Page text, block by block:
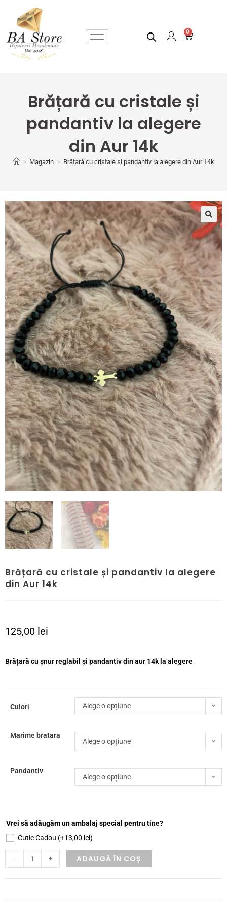
0
Brățară cu cristale și
pandantiv la alegere
din Aur 14k
> Magazin > Brățară cu cristale și pandantiv la alegere din Aur 14k
🔍
Brățară cu cristale și pandantiv la alegere
din Aur 14k
125,00 lei
Brățară cu șnur reglabil și pandantiv din aur 14k la alegere
Culori Alege o opțiune
Marime bratara
Alege o opțiune
Pandantiv
Alege o opțiune
Vrei să adăugăm un ambalaj special pentru tine?
Cutie Cadou (+13,00 lei)
- + ADAUGĂ ÎN COȘ